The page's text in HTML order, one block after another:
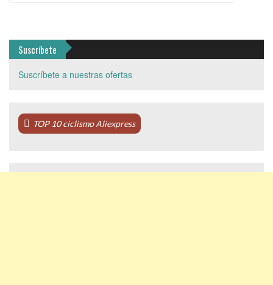
Suscríbete
Suscríbete a nuestras ofertas
TOP 10 ciclismo Aliexpress